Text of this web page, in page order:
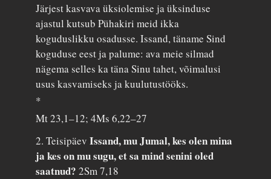
Järjest kasvava üksiolemise ja üksinduse
ajastul kutsub Pühakiri meid ikka
koguduslikku osadusse. Issand, täname Sind
koguduse eest ja palume: ava meie silmad
nägema selles ka täna Sinu tahet, võimalusi
usus kasvamiseks ja kuulutustööks.
*
Mt 23,1–12; 4Ms 6,22–27
2. TeisipäevIssand, mu Jumal, kes olen mina
ja kes on mu sugu, et sa mind senini oled
saatnud?2Sm 7,18